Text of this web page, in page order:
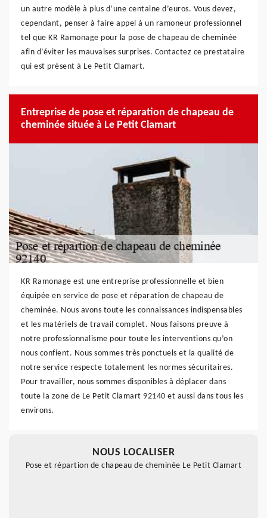
un autre modèle à plus d’une centaine d’euros. Vous devez,
cependant, penser à faire appel à un ramoneur professionnel
tel que KR Ramonage pour la pose de chapeau de cheminée
afin d’éviter les mauvaises surprises. Contactez ce prestataire
qui est présent à Le Petit Clamart.
Entreprise de pose et réparation de chapeau de
cheminée située à Le Petit Clamart
KR Ramonage est une entreprise professionnelle et bien
équipée en service de pose et réparation de chapeau de
cheminée. Nous avons toute les connaissances indispensables
et les matériels de travail complet. Nous faisons preuve à
notre professionnalisme pour toute les interventions qu’on
nous confient. Nous sommes très ponctuels et la qualité de
notre service respecte totalement les normes sécuritaires.
Pour travailler, nous sommes disponibles à déplacer dans
toute la zone de Le Petit Clamart 92140 et aussi dans tous les
environs.
NOUS LOCALISER
Pose et répartion de chapeau de cheminée Le Petit Clamart